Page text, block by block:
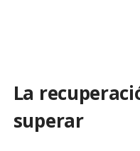
La
superar